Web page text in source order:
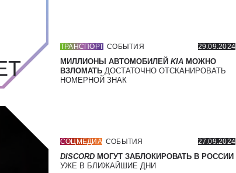
ТРАНСПОРТ СОБЫТИЯ 29.09.2024
МИЛЛИОНЫ АВТОМОБИЛЕЙ KIA МОЖНО
ВЗЛОМАТЬ ДОСТАТОЧНО ОТСКАНИРОВАТЬ
НОМЕРНОЙ ЗНАК
СОЦМЕДИА СОБЫТИЯ 27.09.2024
DISCORD МОГУТ ЗАБЛОКИРОВАТЬ В РОССИИ
УЖЕ В БЛИЖАЙШИЕ ДНИ